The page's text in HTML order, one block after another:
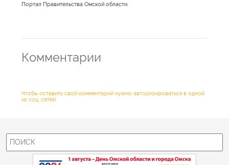
Портал Правительства Омской области.
Комментарии
Чтобы оставить свой комментарий нужно авторизироваться в одной
из соц. сетей